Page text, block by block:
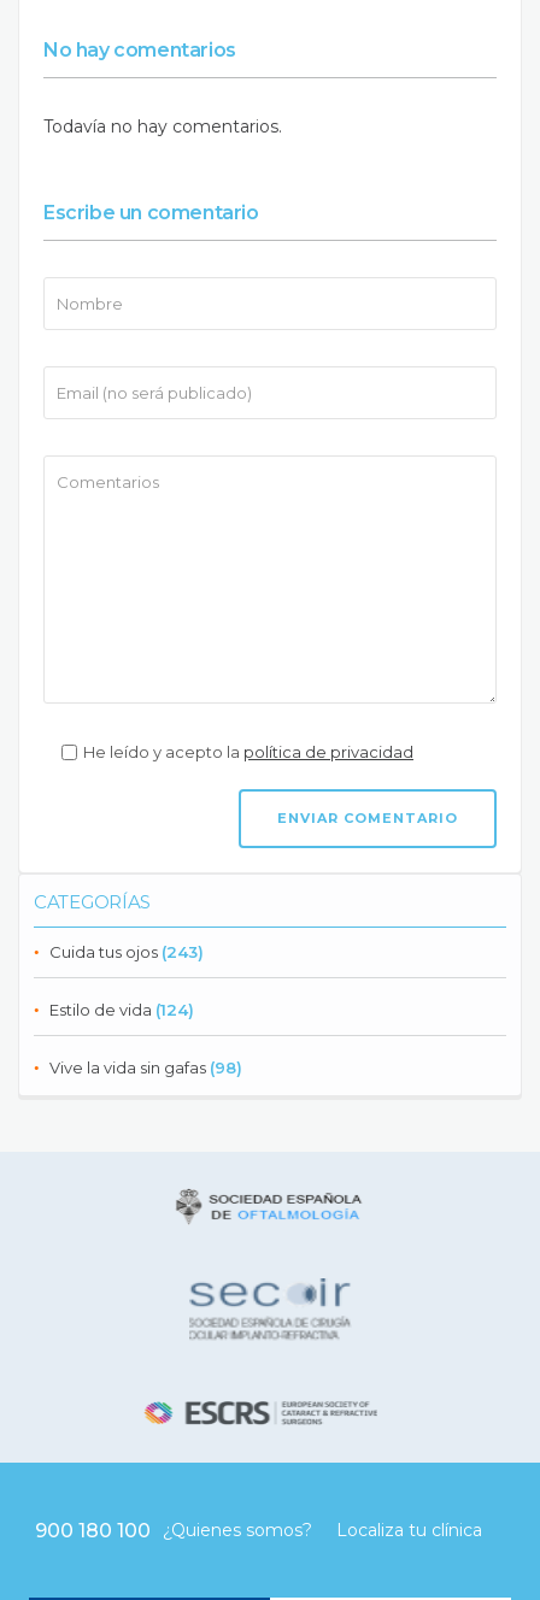
No hay comentarios
Todavía no hay comentarios.
Escribe un comentario
He leído y acepto la política de privacidad
CATEGORÍAS
Cuida tus ojos (243)
Estilo de vida (124)
Vive la vida sin gafas (98)
900 180 100 ¿Quienes somos? Localiza tu clínica